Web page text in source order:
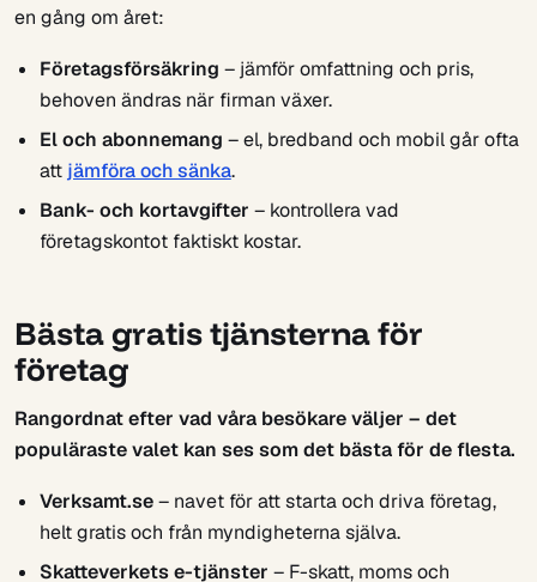
en gång om året:
Företagsförsäkring – jämför omfattning och pris,
behoven ändras när firman växer.
El och abonnemang – el, bredband och mobil går ofta
att jämföra och sänka.
Bank- och kortavgifter – kontrollera vad
företagskontot faktiskt kostar.
Bästa gratis tjänsterna för
företag
Rangordnat efter vad våra besökare väljer – det
populäraste valet kan ses som det bästa för de flesta.
Verksamt.se– navet för att starta och driva företag,
helt gratis och från myndigheterna själva.
Skatteverkets e-tjänster – F-skatt, moms och